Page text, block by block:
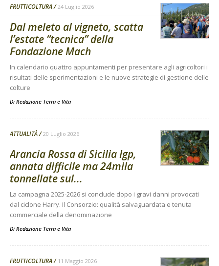
FRUTTICOLTURA 24 Luglio 2026
Dal meleto al vigneto, scatta
l’estate “tecnica” della
Fondazione Mach
In calendario quattro appuntamenti per presentare agli agricoltori i
risultati delle sperimentazioni e le nuove strategie di gestione delle
colture
Di Redazione Terra e Vita
ATTUALITÀ 20 Luglio 2026
Arancia Rossa di Sicilia Igp,
annata difficile ma 24mila
tonnellate sul...
La campagna 2025-2026 si conclude dopo i gravi danni provocati
dal ciclone Harry. Il Consorzio: qualità salvaguardata e tenuta
commerciale della denominazione
Di Redazione Terra e Vita
FRUTTICOLTURA 11 Maggio 2026